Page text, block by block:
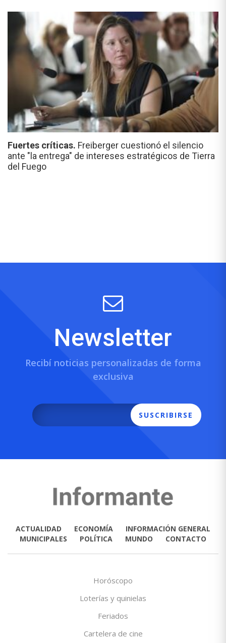
Fuertes críticas. Freiberger cuestionó el silencio
ante "la entrega" de intereses estratégicos de Tierra
del Fuego
Newsletter
Recibí noticias personalizadas de forma
exclusiva
SUSCRIBIRSE
ACTUALIDAD ECONOMÍA
INFORMACIÓN GENERAL
MUNICIPALES
POLÍTICA MUNDO CONTACTO
Horóscopo
Loterías y quinielas
Feriados
Cartelera de cine